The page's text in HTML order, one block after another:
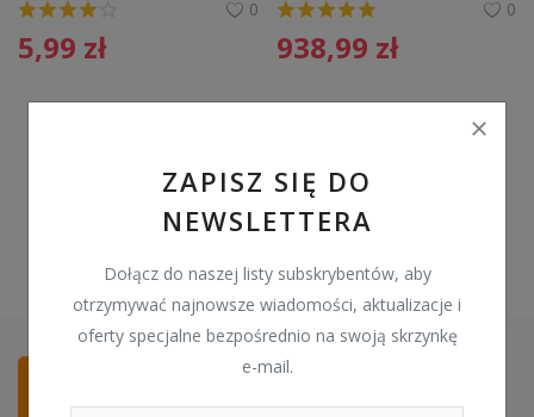
Wyprzedaż
Schowek
Polski
ZAPISZ SIĘ DO
NEWSLETTERA
Dołącz do naszej listy subskrybentów, aby
otrzymywać najnowsze wiadomości, aktualizacje i
oferty specjalne bezpośrednio na swoją skrzynkę
e-mail.
7688257A00 MOCOWANIA
LISTWY BOCZNEJ
0
5,99 zł
00-07
0
938,99 zł